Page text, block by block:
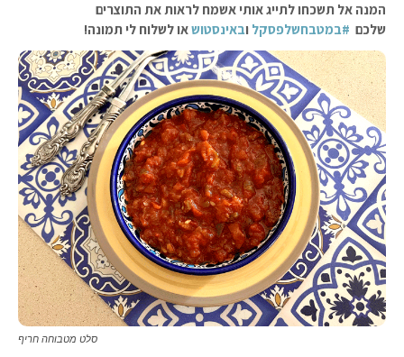
המנה אל תשכחו לתייג אותי אשמח לראות את התוצרים
שלכם #במטבחשלפסקל ובאינסטושאו לשלוח לי תמונה!
סלט מטבוחה חריף